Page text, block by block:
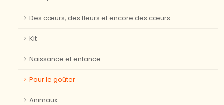
Des cœurs, des fleurs et encore des cœurs
Kit
Naissance et enfance
Pour le goûter
Animaux